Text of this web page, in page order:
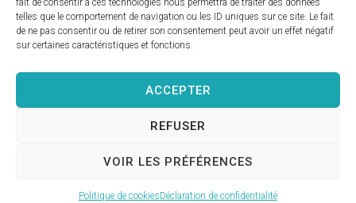
fait de consentir à ces technologies nous permettra de traiter des données
telles que le comportement de navigation ou les ID uniques sur ce site. Le fait
de ne pas consentir ou de retirer son consentement peut avoir un effet négatif
sur certaines caractéristiques et fonctions.
ACCEPTER
REFUSER
VOIR LES PRÉFÉRENCES
Politique de cookiesDéclaration de confidentialité
Nous joindre
Site réalisé parTadam Studio Créatif